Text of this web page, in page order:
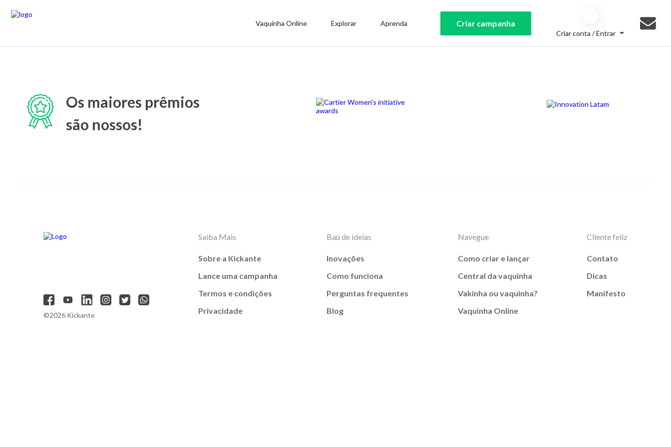
Vaquinha Online Explorar Aprenda Criar campanha
Criar conta / Entrar
Os maiores prêmios
são nossos!
©2026 Kickante
Saiba Mais
Sobre a Kickante
Lance uma campanha
Termos e condições
Privacidade
Baú de ideias
Inovações
Como funciona
Perguntas frequentes
Blog
Navegue
Como criar e lançar
Central da vaquinha
Vakinha ou vaquinha?
Vaquinha Online
Cliente feliz
Contato
Dicas
Manifesto